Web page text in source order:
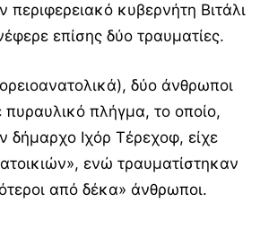
κυβερνήτη Βιτάλι
επίσης δύο τραυματίες.
δύο άνθρωποι
πλήγμα, το οποίο,
Ιχόρ Τέρεχοφ, είχε
ενώ τραυματίστηκαν
από δέκα» άνθρωποι.